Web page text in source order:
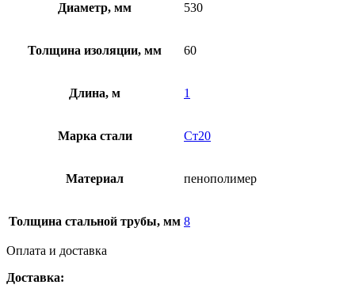
Диаметр, мм 530
Толщина изоляции, мм 60
Длина, м 1
Марка стали Ст20
Материал пенополимер
Толщина стальной трубы, мм 8
Оплата и доставка
Доставка: